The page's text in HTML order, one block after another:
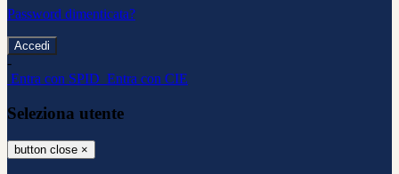
Password dimenticata?
-
Entra con SPID Entra con CIE
Seleziona utente
button close ×